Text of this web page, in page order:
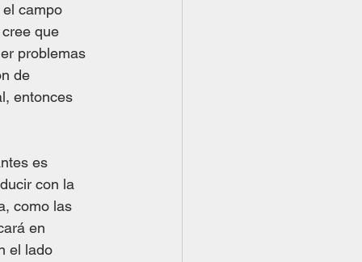
campo
que
problemas
de
entonces
es
con la
como las
en
el lado